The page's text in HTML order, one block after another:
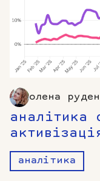
олена
аналітика